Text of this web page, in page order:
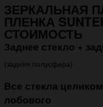
ЗЕРКАЛЬНАЯ
ПЛЕНКА
СТОИМОСТЬ
Заднее стекло +
(задняя полусфера)
Все стекла
лобового